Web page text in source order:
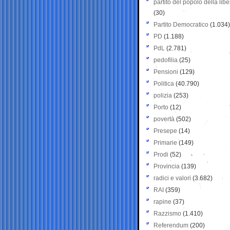
partito del popolo della
(30)
Partito Democratico (1.034)
PD (1.188)
PdL (2.781)
pedofilia (25)
Pensioni (129)
Politica (40.790)
polizia (253)
Porto (12)
povertà (502)
Presepe (14)
Primarie (149)
Prodi (52)
Provincia (139)
radici e valori (3.682)
RAI (359)
rapine (37)
Razzismo (1.410)
Referendum (200)